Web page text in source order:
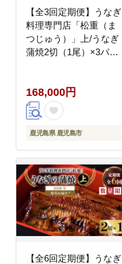
【全3回定期便】うなぎ
料理専門店「松重（ま
つじゅう）」上/うなぎ
蒲焼2切（1尾）×3パッ
168,000円
鹿児島県 鹿児島市
【全6回定期便】うなぎ